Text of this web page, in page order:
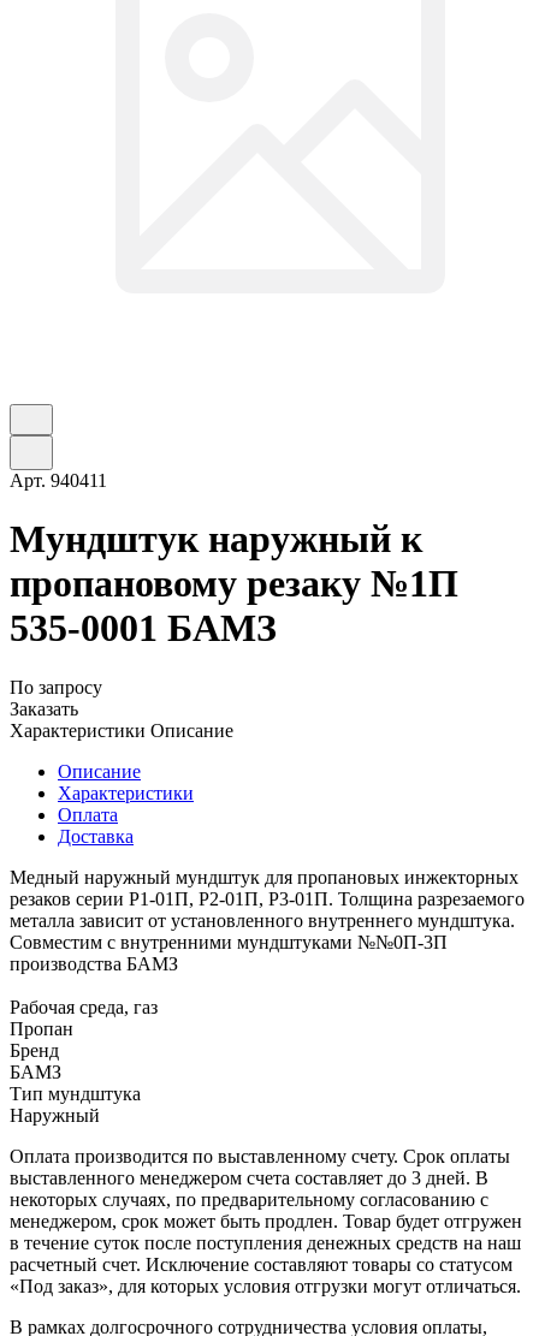
Арт. 940411
Мундштук наружный к
пропановому резаку №1П
535-0001 БАМЗ
По запросу
Заказать
Характеристики Описание
Описание
Характеристики
Оплата
Доставка
Медный наружный мундштук для пропановых инжекторных
резаков серии Р1-01П, Р2-01П, Р3-01П. Толщина разрезаемого
металла зависит от установленного внутреннего мундштука.
Совместим с внутренними мундштуками №№0П-3П
производства БАМЗ
Рабочая среда, газ
Пропан
Бренд
БАМЗ
Тип мундштука
Наружный
Оплата производится по выставленному счету. Срок оплаты
выставленного менеджером счета составляет до 3 дней. В
некоторых случаях, по предварительному согласованию с
менеджером, срок может быть продлен. Товар будет отгружен
в течение суток после поступления денежных средств на наш
расчетный счет. Исключение составляют товары со статусом
«Под заказ», для которых условия отгрузки могут отличаться.
В рамках долгосрочного сотрудничества условия оплаты,